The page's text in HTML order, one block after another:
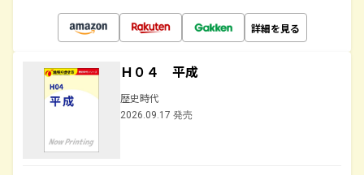
詳細を見る
Ｈ０４ 平成
歴史時代
2026.09.17 発売